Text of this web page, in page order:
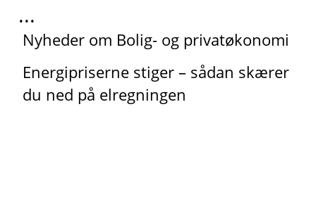
...
Nyheder om Bolig- og privatøkonomi
Energipriserne stiger – sådan skærer
du ned på elregningen